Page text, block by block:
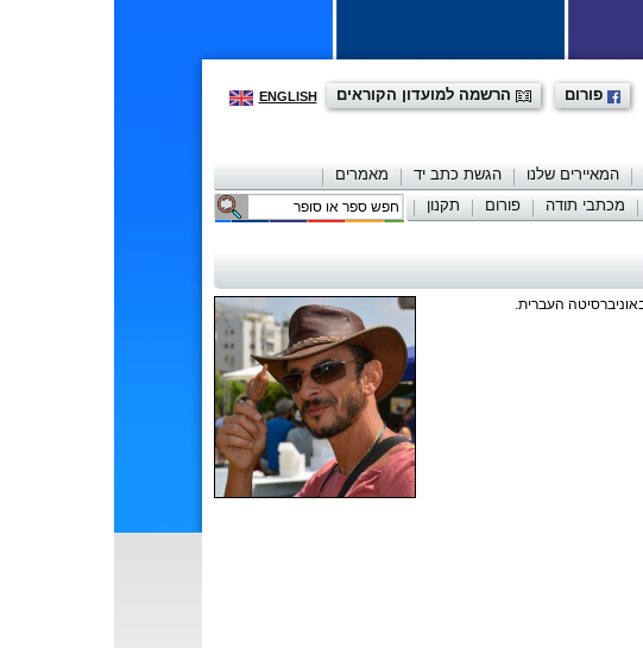
ENGLISH הרשמה למועדון הקוראים פורום
המאיירים שלנו הגשת כתב יד
מאמרים
מכתבי תודה פורום תקנון יצירת קשר